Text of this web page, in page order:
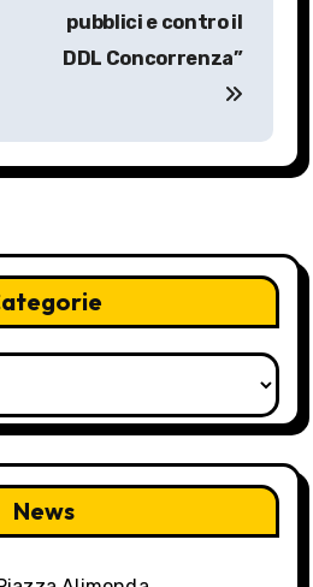
pubblici e contro il
DDL Concorrenza”
News